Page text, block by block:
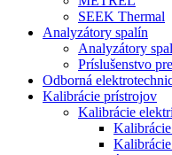
SEEK Thermal
Analyzátory spalín
Analyzátory
Príslušenstvo
Odborná
Kalibrácie prístrojov
Kalibrácie